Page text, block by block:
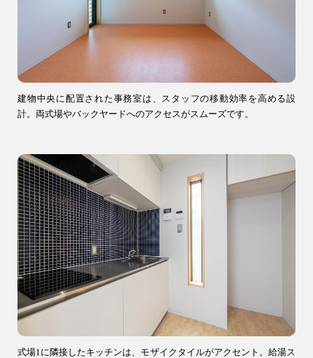
建物中央に配置された事務室は、スタッフの移動効率を高める設
計。両式場やバックヤードへのアクセスがスムーズです。
式場1に隣接したキッチンは、モザイクタイルがアクセント。給湯ス
注文住宅
0120-70-1212
リフォーム
0120-37-7611
04-2950-7171
事業用
04-2968-5522